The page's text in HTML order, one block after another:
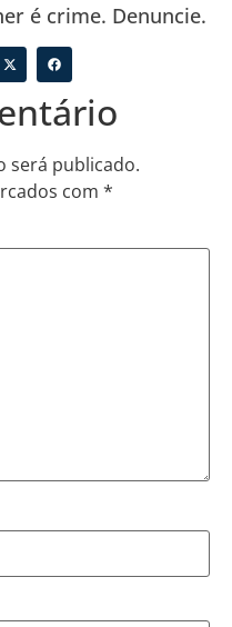
é crime. Denuncie.
será publicado.
com *